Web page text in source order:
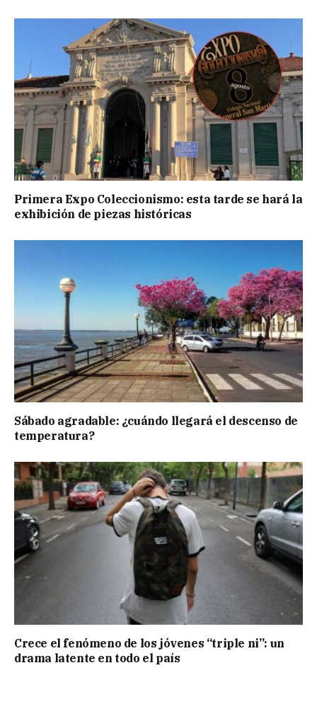
Primera Expo Coleccionismo: esta tarde se hará la
exhibición de piezas históricas
Sábado agradable: ¿cuándo llegará el descenso de
temperatura?
Crece el fenómeno de los jóvenes “triple ni”: un
drama latente en todo el país